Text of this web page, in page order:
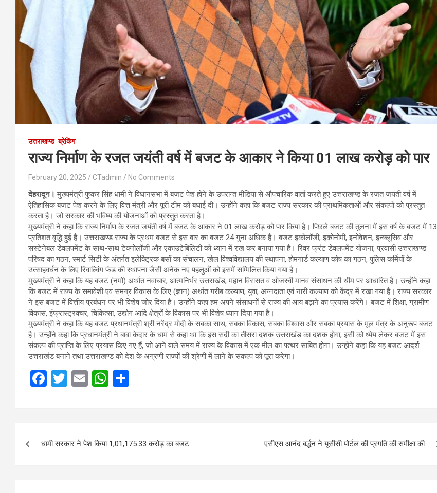
उत्तराखण्ड ब्रेकिंग
राज्य निर्माण के रजत जयंती वर्ष में बजट के आकार ने किया 01 लाख करोड़ को पार
February 20, 2025 CTadmin No Comments
देहरादून। मुख्यमंत्री पुष्कर सिंह धामी ने विधानसभा में बजट पेश होने के उपरान्त मीडिया से औपचारिक वार्ता करते हुए उत्तराखण्ड के रजत जयंती वर्ष में
ऐतिहासिक बजट पेश करने के लिए वित्त मंत्री और पूरी टीम को बधाई दी। उन्होंने कहा कि बजट राज्य सरकार की प्राथमिकताओं और संकल्पों को प्रस्तुत
करता है। जो सरकार की भविष्य की योजनाओं को प्रस्तुत करता है।
मुख्यमंत्री ने कहा कि राज्य निर्माण के रजत जयंती वर्ष में बजट के आकार ने 01 लाख करोड़ को पार किया है। पिछले बजट की तुलना में इस वर्ष के बजट में 13
प्रतिशत वृद्धि हुई है। उत्तराखण्ड राज्य के प्रथम बजट से इस बार का बजट 24 गुना अधिक है। बजट इकोलॉजी, इकोनोमी, इनोवेशन, इन्क्लूसिव और
सस्टेनेबल डेवलपमेंट के साथ-साथ टेक्नोलॉजी और एकाउंटेबिलिटी को ध्यान में रख कर बनाया गया है। रिवर फ्रंट डेवलपमेंट योजना, प्रवासी उत्तराखण्ड
परिषद का गठन, स्मार्ट सिटी के अंतर्गत इलेक्ट्रिक बसों का संचालन, खेल विश्वविद्यालय की स्थापना, होमगार्ड कल्याण कोष का गठन, पुलिस कर्मियों के
उत्साहवर्धन के लिए रिवाल्विंग फंड की स्थापना जैसी अनेक नए पहलुओं को इसमें सम्मिलित किया गया है।
मुख्यमंत्री ने कहा कि यह बजट (नमो) अर्थात नवाचार, आत्मनिर्भर उत्तराखंड, महान विरासत व ओजस्वी मानव संसाधन की थीम पर आधारित है। उन्होंने कहा
कि बजट में राज्य के समावेशी एवं समग्र विकास के लिए (ज्ञान) अर्थात गरीब कल्याण, युवा, अन्नदाता एवं नारी कल्याण को केंद्र में रखा गया है। राज्य सरकार
ने इस बजट में वित्तीय प्रबंधन पर भी विशेष जोर दिया है। उन्होंने कहा हम अपने संसाधनों से राज्य की आय बढ़ाने का प्रयास करेंगे। बजट में शिक्षा, ग्रामीण
विकास, इंफ्रास्ट्रक्चर, चिकित्सा, उद्योग आदि क्षेत्रों के विकास पर भी विशेष ध्यान दिया गया है।
मुख्यमंत्री ने कहा कि यह बजट प्रधानमंत्री श्री नरेंद्र मोदी के सबका साथ, सबका विकास, सबका विश्वास और सबका प्रयास के मूल मंत्र के अनुरूप बजट
है। उन्होंने कहा कि प्रधानमंत्री ने बाबा केदार के धाम से कहा था कि इस सदी का तीसरा दशक उत्तराखंड का दशक होगा, इसी को ध्येय लेकर बजट में इस
संकल्प की प्राप्ति के लिए प्रयास किए गए हैं, जो आने वाले समय में राज्य के विकास में एक मील का पत्थर साबित होगा। उन्होंने कहा कि यह बजट आदर्श
उत्तराखंड बनाने तथा उत्तराखण्ड को देश के अग्रणी राज्यों की श्रेणी में लाने के संकल्प को पूरा करेगा।
F
ce
o
o
T
tt
E
ail
W
at
A
p
ar
धामी सरकार ने पेश किया 1,01,175.33 करोड़ का बजट एसीएस आनंद बर्द्धन ने यूसीसी पोर्टल की प्रगति की समीक्षा की